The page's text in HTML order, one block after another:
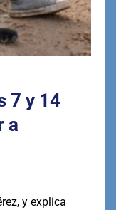
7 y 14
a
y explica